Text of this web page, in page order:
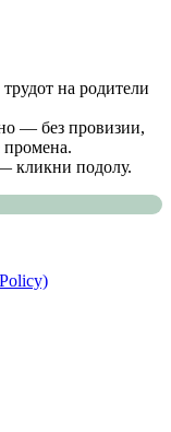
на родители
— без провизии,
промена.
кликни подолу.